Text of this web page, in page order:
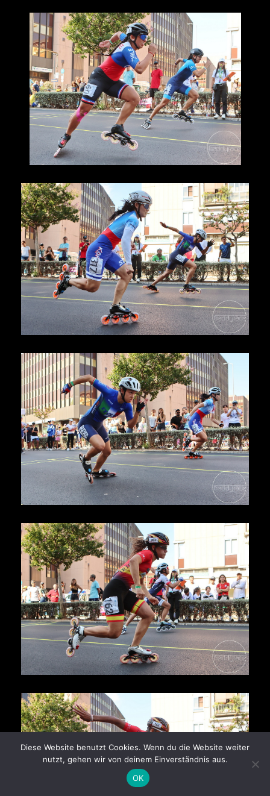
Diese Website benutzt Cookies. Wenn du die Website weiter
nutzt, gehen wir von deinem Einverständnis aus.
OK